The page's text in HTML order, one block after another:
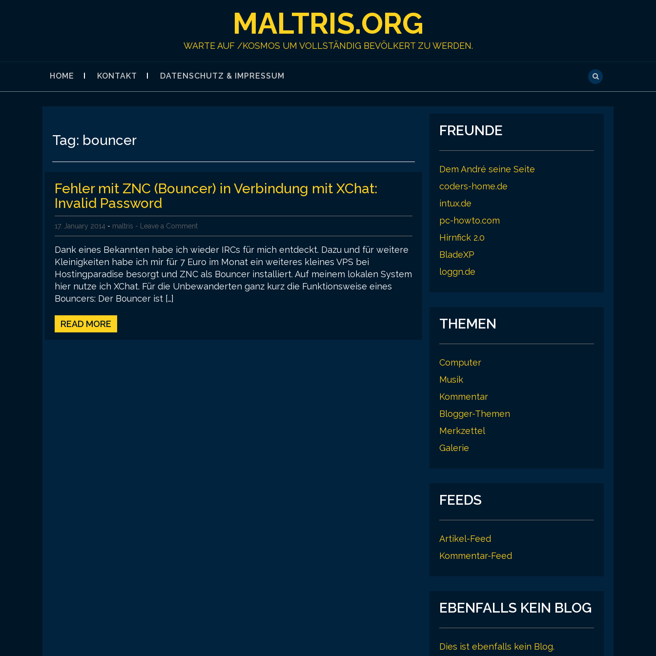
MALTRIS.ORG
WARTE AUF /KOSMOS UM VOLLSTÄNDIG BEVÖLKERT ZU WERDEN.
HOME KONTAKT DATENSCHUTZ & IMPRESSUM
Tag: bouncer
Fehler mit ZNC (Bouncer) in Verbindung mit XChat:
Invalid Password
17. January 2014 - maltris - Leave a Comment
Dank eines Bekannten habe ich wieder IRCs für mich entdeckt. Dazu und für weitere
Kleinigkeiten habe ich mir für 7 Euro im Monat ein weiteres kleines VPS bei
Hostingparadise besorgt und ZNC als Bouncer installiert. Auf meinem lokalen System
hier nutze ich XChat. Für die Unbewanderten ganz kurz die Funktionsweise eines
Bouncers: Der Bouncer ist […]
READ MORE
FREUNDE
Dem André seine Seite
coders-home.de
intux.de
pc-howto.com
Hirnfick 2.0
BladeXP
loggn.de
THEMEN
Computer
Musik
Kommentar
Blogger-Themen
Merkzettel
Galerie
FEEDS
Artikel-Feed
Kommentar-Feed
EBENFALLS KEIN BLOG
Dies ist ebenfalls kein Blog.